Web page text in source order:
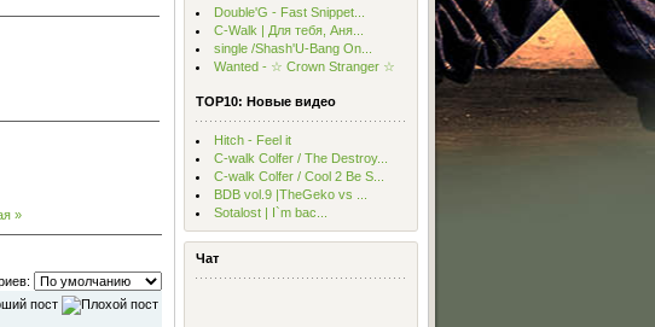
Double'G - Fast Snippet...
C-Walk | Для тебя, Аня...
single /Shash'U-Bang On...
Wanted - ☆ Crown Stranger ☆
TOP10: Новые видео
Hitch - Feel it
С-walk Colfer / The Destroy...
С-walk Colfer / Cool 2 Be S...
BDB vol.9 |TheGeko vs ...
Sotalost | I`m bac...
Чат
»